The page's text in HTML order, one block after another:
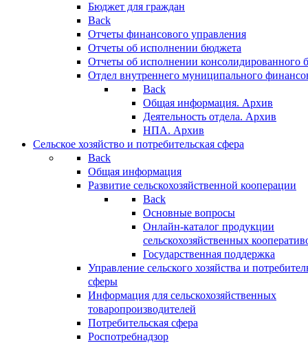
Бюджет для граждан
Back
Отчеты финансового управления
Отчеты об исполнении бюджета
Отчеты об исполнении консолидированного
Отдел внутреннего муниципального
Back
Общая информация. Архив
Деятельность отдела. Архив
НПА. Архив
Сельское хозяйство и потребительская сфера
Back
Общая информация
Развитие сельскохозяйственной кооперации
Back
Основные вопросы
Онлайн-каталог продукции
сельскохозяйственных
Государственная поддержка
Управление сельского хозяйства и
сферы
Информация для сельскохозяйственных
товаропроизводителей
Потребительская сфера
Роспотребнадзор